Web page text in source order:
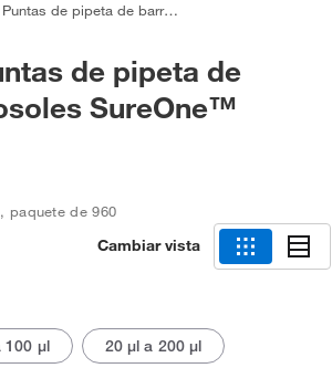
de barrera para aerosoles SureOne™
de pipeta de
SureOne™
, paquete de 960
Cambiar vista
100 μl 20 μl a 200 μl